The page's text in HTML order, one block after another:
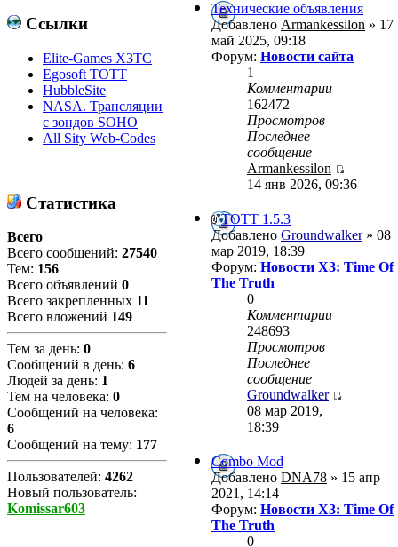
Ссылки
Elite-Games X3TC
Egosoft TOTT
HubbleSite
NASA. Трансляции
с зондов SOHO
All Sity Web-Codes
Статистика
Всего
Всего сообщений: 27540
Тем: 156
Всего объявлений 0
Всего закрепленных 11
Всего вложений 149
Тем за день: 0
Сообщений в день: 6
Людей за день: 1
Тем на человека: 0
Сообщений на человека:
6
Сообщений на тему: 177
Пользователей: 4262
Новый пользователь:
Komissar603
Технические объявления
Добавлено Armankessilon » 17
май 2025, 09:18
Форум: Новости сайта
1
Комментарии
162472
Просмотров
Последнее
сообщение
Armankessilon
14 янв 2026, 09:36
ТОТТ 1.5.3
Добавлено Groundwalker» 08
мар 2019, 18:39
Форум: Новости X3: Time Of
The Truth
0
Комментарии
248693
Просмотров
Последнее
сообщение
Groundwalker
08 мар 2019,
18:39
Combo Mod
Добавлено DNA78 » 15 апр
2021, 14:14
Форум: Новости X3: Time Of
The Truth
0